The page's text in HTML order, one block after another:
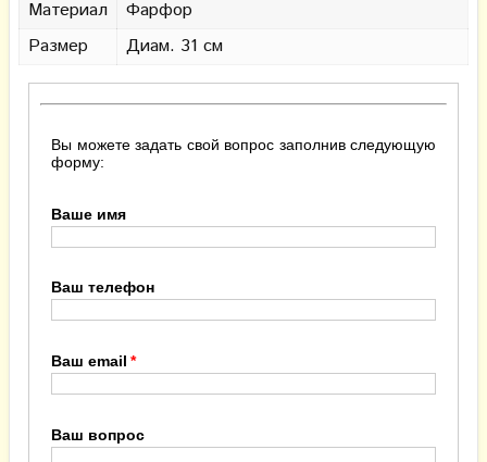
Материал
Фарфор
Размер
Диам. 31 см
Вы можете задать свой вопрос заполнив следующую
форму:
Ваше имя
Ваш телефон
Ваш email
Ваш вопрос